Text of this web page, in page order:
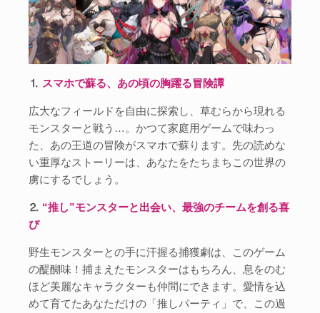
⒈ スマホで蘇る、あの頃の胸躍る冒険譚
広大なフィールドを自由に探索し、草むらから現れる
モンスターと戦う…。かつて家庭用ゲームで味わっ
た、あの王道の冒険がスマホで蘇ります。先の読めな
い重厚なストーリーは、あなたをたちまちこの世界の
虜にするでしょう。
⒉ “推し”モンスターと出会い、最強のチームを創る喜
び
野生モンスターとの手に汗握る捕獲劇は、このゲーム
の醍醐味！捕まえたモンスターはもちろん、息をのむ
ほど美麗なキャラクターも仲間にできます。愛情を込
めて育てたあなただけの「推しパーティ」で、この過